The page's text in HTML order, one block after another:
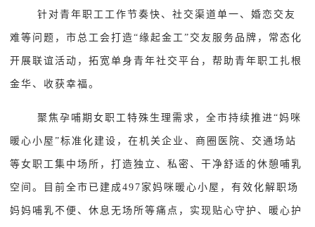
针对青年职工工作节奏快、社交渠道单一、婚恋交友
难等问题，市总工会打造“缘起金工”交友服务品牌，常态化
开展联谊活动，拓宽单身青年社交平台，帮助青年职工扎根
金华、收获幸福。
聚焦孕哺期女职工特殊生理需求，全市持续推进“妈咪
暖心小屋”标准化建设，在机关企业、商圈医院、交通场站
等女职工集中场所，打造独立、私密、干净舒适的休憩哺乳
空间。目前全市已建成497家妈咪暖心小屋，有效化解职场
妈妈哺乳不便、休息无场所等痛点，实现贴心守护、暖心护